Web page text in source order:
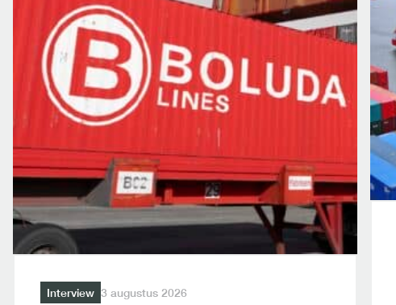
Interview 3 augustus 2026